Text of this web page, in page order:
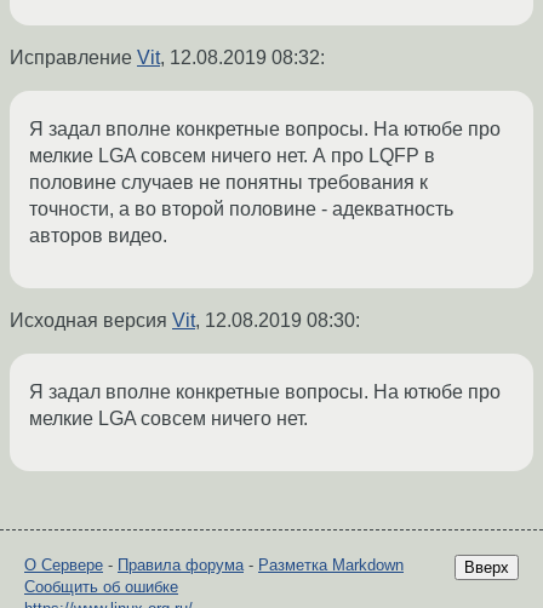
Исправление Vit, 12.08.2019 08:32:
Я задал вполне конкретные вопросы. На ютюбе про
мелкие LGA совсем ничего нет. А про LQFP в
половине случаев не понятны требования к
точности, а во второй половине - адекватность
авторов видео.
Исходная версия Vit, 12.08.2019 08:30:
Я задал вполне конкретные вопросы. На ютюбе про
мелкие LGA совсем ничего нет.
Вверх
О Сервере - Правила форума- Разметка Markdown
Сообщить об ошибке